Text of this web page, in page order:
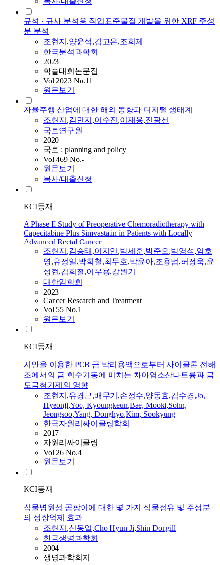
규석 · 규사 분석용 작업표준물질 개발을 위한 XRF 주성
분 분석
조현지 ,양윤석,김고은,조희제
한국분석과학회
2023
학술대회논문집
Vol.2023 No.11
원문보기
자율주행 산업에 대한 해외 동향과 디지털 생태계
조현지 ,김민지 ,이수진,이재용,진광선
국토연구원
2020
국토 : planning and policy
Vol.469 No.-
원문보기
복사/대출신청
KCI등재
A Phase II Study of Preoperative Chemoradiotherapy with
Capecitabine Plus Simvastatin in Patients with Locally
Advanced Rectal Cancer
조현지 ,김승태 ,이지연,박세훈,박준오,박영석,임호
영,유정일,박희철,최두호,박윤아,조용범,허정욱,윤
성현,김희철,이우용,강원기
대한암학회
2023
Cancer Research and Treatment
Vol.55 No.1
원문보기
KCI등재
시안을 이용한 PCB 금 박리용액으로부터 사이클론 전해
조에서의 금 회수거동에 미치는 차아염소산나트륨과 금
도금첨가제의 영향
조현지 ,유경근,배무기 ,손정수,양동효,김수경,Jo,
Hyeonji,Yoo, Kyoungkeun,Bae, Mooki,Sohn,
Jeongsoo,Yang, Donghyo,Kim, Sookyung
한국자원리싸이클링학회
2017
자원리싸이클링
Vol.26 No.4
원문보기
KCI등재
식물병원성 곰팡이에 대한 몇 가지 식물정유 및 주성분
의 성장억제 효과
조현지 ,신동일,Cho Hyun Ji,Shin Dongill
한국생명과학회
2004
생명과학회지